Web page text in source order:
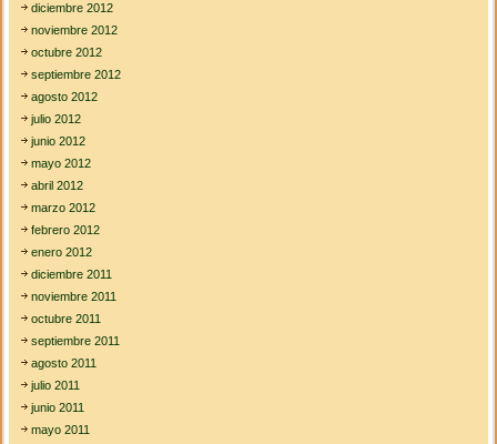
diciembre 2012
noviembre 2012
octubre 2012
septiembre 2012
agosto 2012
julio 2012
junio 2012
mayo 2012
abril 2012
marzo 2012
febrero 2012
enero 2012
diciembre 2011
noviembre 2011
octubre 2011
septiembre 2011
agosto 2011
julio 2011
junio 2011
mayo 2011